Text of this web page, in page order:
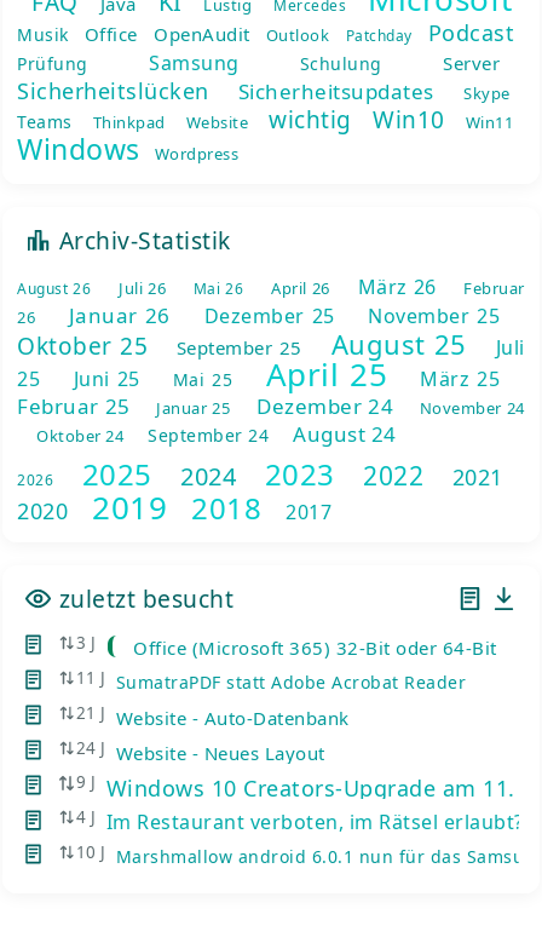
Lustig Mercedes
Musik Office OpenAudit Outlook Patchday Podcast
Prüfung Samsung Schulung Server
Sicherheitslücken Sicherheitsupdates Skype
Teams Thinkpad Website wichtig Win10 Win11
Windows Wordpress
Archiv-Statistik
August 26 Juli 26 Mai 26 April 26 März 26
Februar
26
Januar 26 Dezember 25 November 25
Oktober 25 September 25 August 25
Juli
25
Juni 25 Mai 25 April 25 März 25
Februar 25 Januar 25 Dezember 24
November 24
Oktober 24
September 24 August 24
2026 2025 2024 2023 2022
2021
2020
2019 2018 2017
zuletzt besucht
3 J Office (Microsoft 365) 32-Bit oder 64-Bit
11 J SumatraPDF statt Adobe Acrobat Reader
21 J Website - Auto-Datenbank
24 J Website - Neues Layout
9 J Windows 10 Creators-Upgrade am 11.
4 J Im Restaurant verboten, im Rätsel erlaubt?
10 J Marshmallow android 6.0.1 nun für das